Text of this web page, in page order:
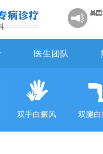
医生团队
双手白癜风 双腿